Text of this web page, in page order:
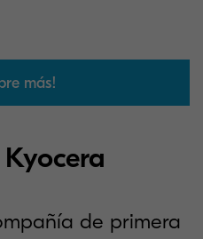
más!
de primera